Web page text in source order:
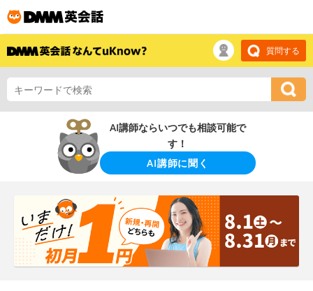
質問する
AI講師ならいつでも相談可能で
す！
AI講師に聞く